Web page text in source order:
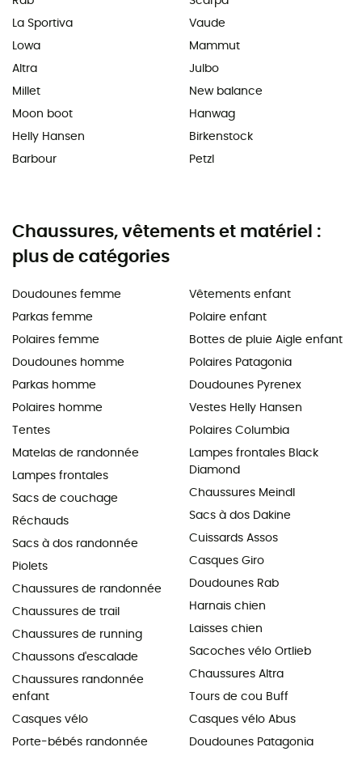
La Sportiva
Lowa
Altra
Millet
Moon boot
Helly Hansen
Barbour
Vaude
Mammut
Julbo
New balance
Hanwag
Birkenstock
Petzl
Chaussures, vêtements et matériel :
plus de catégories
Doudounes femme
Parkas femme
Polaires femme
Doudounes homme
Parkas homme
Polaires homme
Tentes
Matelas de randonnée
Lampes frontales
Sacs de couchage
Réchauds
Sacs à dos randonnée
Piolets
Chaussures de randonnée
Chaussures de trail
Chaussures de running
Chaussons d'escalade
Chaussures randonnée
enfant
Casques vélo
Porte-bébés randonnée
Vêtements enfant
Polaire enfant
Bottes de pluie Aigle enfant
Polaires Patagonia
Doudounes Pyrenex
Vestes Helly Hansen
Polaires Columbia
Lampes frontales Black
Diamond
Chaussures Meindl
Sacs à dos Dakine
Cuissards Assos
Casques Giro
Doudounes Rab
Harnais chien
Laisses chien
Sacoches vélo Ortlieb
Chaussures Altra
Tours de cou Buff
Casques vélo Abus
Doudounes Patagonia